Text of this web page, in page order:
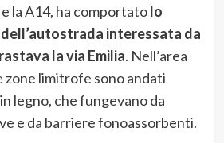
la A14, ha comportatolo
interessata da
la via Emilia. Nell’area
zone limitrofe sono andati
legno, che fungevano da
e da barriere fonoassorbenti.